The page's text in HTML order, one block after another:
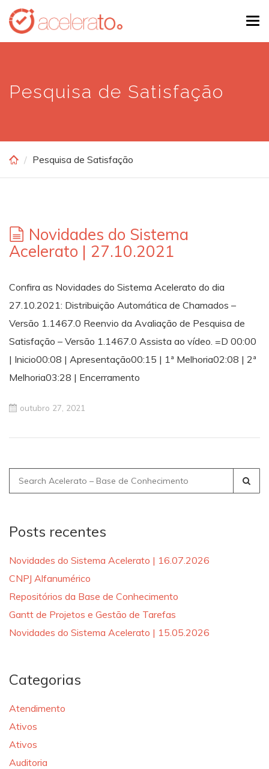
Skip
main
Pesquisa de Satisfação
Pesquisa de Satisfação
Novidades do Sistema
Acelerato | 27.10.2021
Confira as Novidades do Sistema Acelerato do dia
27.10.2021: Distribuição Automática de Chamados –
Versão 1.1467.0 Reenvio da Avaliação de Pesquisa de
Satisfação – Versão 1.1467.0 Assista ao vídeo. =D 00:00
| Inicio00:08 | Apresentação00:15 | 1ª Melhoria02:08 | 2ª
Melhoria03:28 | Encerramento
outubro 27, 2021
Search
for:
Posts recentes
Novidades do Sistema Acelerato | 16.07.2026
CNPJ Alfanumérico
Repositórios da Base de Conhecimento
Gantt de Projetos e Gestão de Tarefas
Novidades do Sistema Acelerato | 15.05.2026
Categorias
Atendimento
Ativos
Ativos
Auditoria